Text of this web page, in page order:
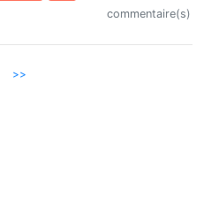
commentaire(s)
>>